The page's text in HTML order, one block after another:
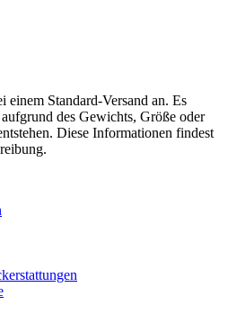
Standard-Versand an. Es
des Gewichts, Größe oder
Diese Informationen findest